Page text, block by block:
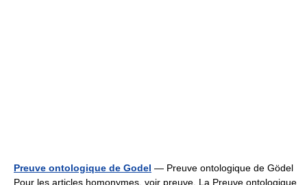
Preuve ontologique de Godel — Preuve ontologique de Gödel
Pour les articles homonymes, voir preuve. La Preuve ontologique